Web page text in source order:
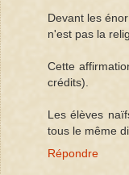
Devant les
n'est pas la
Cette
crédits).
Les élèves
tous le même
Répondre